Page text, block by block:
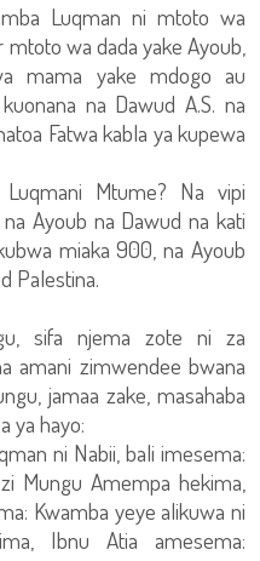
Luqman ni mtoto wa
mtoto wa dada yake Ayoub,
mama yake mdogo au
na Dawud A.S. na
Fatwa kabla ya kupewa
Mtume? Na vipi
Ayoub na Dawud na kati
miaka 900, na Ayoub
Palestina.
sifa njema zote ni za
amani zimwendee bwana
jamaa zake, masahaba
ya hayo:
ni Nabii, bali imesema:
Mungu Amempa hekima,
Kwamba yeye alikuwa ni
Ibnu Atia amesema: